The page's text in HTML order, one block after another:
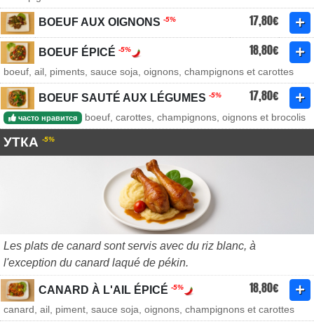
BOEUF AUX OIGNONS -5% 17,80€
BOEUF ÉPICÉ -5% 18,80€
boeuf, ail, piments, sauce soja, oignons, champignons et carottes
BOEUF SAUTÉ AUX LÉGUMES -5% 17,80€
часто нравится boeuf, carottes, champignons, oignons et brocolis
УТКА -5%
Les plats de canard sont servis avec du riz blanc, à
l'exception du canard laqué de pékin.
CANARD À L'AIL ÉPICÉ -5% 18,80€
canard, ail, piment, sauce soja, oignons, champignons et carottes